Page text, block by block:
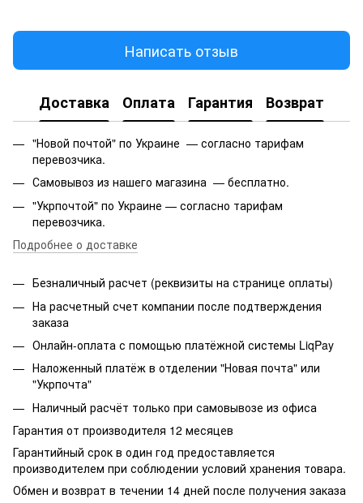
Написать отзыв
Доставка Оплата Гарантия Возврат
"Новой почтой" по Украине — согласно тарифам
перевозчика.
Самовывоз из нашего магазина — бесплатно.
"Укрпочтой" по Украине — согласно тарифам
перевозчика.
Подробнее о доставке
Безналичный расчет (реквизиты на странице оплаты)
На расчетный счет компании после подтверждения
заказа
Онлайн-оплата с помощью платёжной системы LiqPay
Наложенный платёж в отделении "Новая почта" или
"Укрпочта"
Наличный расчёт только при самовывозе из офиса
Гарантия от производителя 12 месяцев
Гарантийный срок в один год предоставляется
производителем при соблюдении условий хранения товара.
Обмен и возврат в течении 14 дней после получения заказа